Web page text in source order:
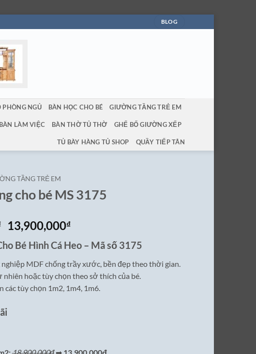
BLOG
PHÒNG NGỦ BÀN HỌC CHO BÉ GIƯỜNG TẦNG TRẺ EM
BÀN LÀM VIỆC BÀN THỜ TỦ THỜ GHẾ BỐ GIƯỜNG XẾP
TỦ BÀY HÀNG TỦ SHOP QUẦY TIẾP TÂN
TẦNG TRẺ EM
cho bé MS 3175
Giá
gốc
là:
18,900,000₫.
13,900,000₫Giá
tại
là:
13,900,000₫.
Bé Hình Cá Heo – Mã số 3175
nghiệp MDF chống trầy xước, bền đẹp theo thời gian.
nhiên hoặc tùy chọn theo sở thích của bé.
các tùy chọn 1m2, 1m4, 1m6.